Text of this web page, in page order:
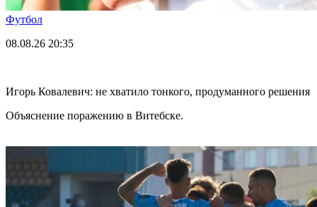
Футбол
08.08.26 20:35
Игорь Ковалевич: не хватило тонкого, продуманного решения
Объяснение поражению в Витебске.